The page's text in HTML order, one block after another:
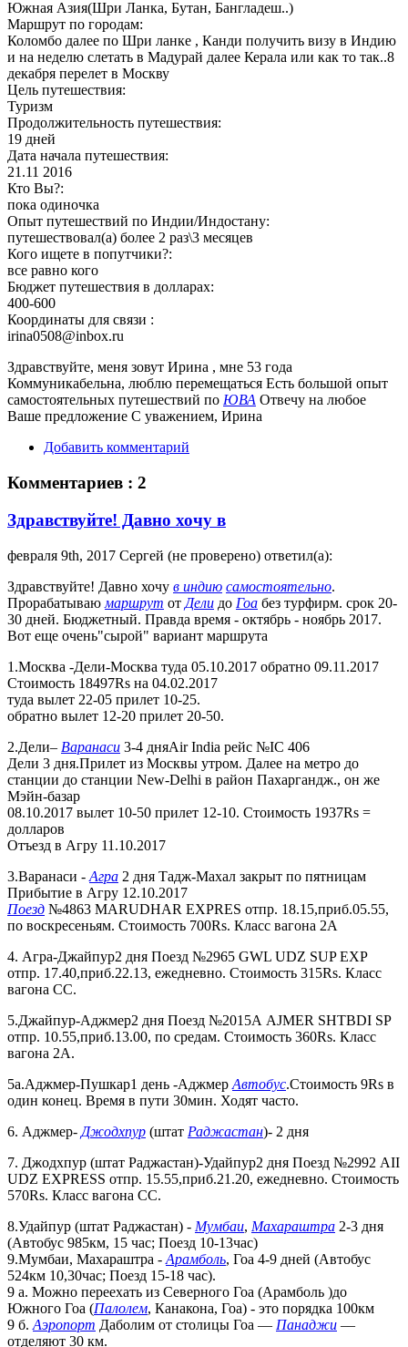
Южная Азия(Шри Ланка, Бутан, Бангладеш..)
Маршрут по городам:
Коломбо далее по Шри ланке , Канди получить визу в Индию
и на неделю слетать в Мадурай далее Керала или как то так..8
декабря перелет в Москву
Цель путешествия:
Туризм
Продолжительность путешествия:
19 дней
Дата начала путешествия:
21.11 2016
Кто Вы?:
пока одиночка
Опыт путешествий по Индии/Индостану:
путешествовал(а) более 2 раз\3 месяцев
Кого ищете в попутчики?:
все равно кого
Бюджет путешествия в долларах:
400-600
Координаты для связи :
irina0508@inbox.ru
Здравствуйте, меня зовут Ирина , мне 53 года
Коммуникабельна, люблю перемещаться Есть большой опыт
самостоятельных путешествий по ЮВА Отвечу на любое
Ваше предложение С уважением, Ирина
Добавить комментарий
Комментариев : 2
Здравствуйте! Давно хочу в
февраля 9th, 2017 Сергей (не проверено) ответил(а):
Здравствуйте! Давно хочу в индию самостоятельно.
Прорабатываю маршрут от Дели до Гоа без турфирм. срок 20-
30 дней. Бюджетный. Правда время - октябрь - ноябрь 2017.
Вот еще очень"сырой" вариант маршрута
1.Москва -Дели-Москва туда 05.10.2017 обратно 09.11.2017
Стоимость 18497Rs на 04.02.2017
туда вылет 22-05 прилет 10-25.
обратно вылет 12-20 прилет 20-50.
2.Дели– Варанаси 3-4 дняAir India рейс №IC 406
Дели 3 дня.Прилет из Москвы утром. Далее на метро до
станции до станции New-Delhi в район Пахаргандж., он же
Мэйн-базар
08.10.2017 вылет 10-50 прилет 12-10. Стоимость 1937Rs =
долларов
Отъезд в Агру 11.10.2017
3.Варанаси - Агра 2 дня Тадж-Махал закрыт по пятницам
Прибытие в Агру 12.10.2017
Поезд №4863 MARUDHAR EXPRES отпр. 18.15,приб.05.55,
по воскресеньям. Стоимость 700Rs. Класс вагона 2А
4. Агра-Джайпур2 дня Поезд №2965 GWL UDZ SUP EXP
отпр. 17.40,приб.22.13, ежедневно. Стоимость 315Rs. Класс
вагона СС.
5.Джайпур-Аджмер2 дня Поезд №2015А AJMER SHTBDI SP
отпр. 10.55,приб.13.00, по средам. Стоимость 360Rs. Класс
вагона 2А.
5а.Аджмер-Пушкар1 день -Аджмер Автобус.Стоимость 9Rs в
один конец. Время в пути 30мин. Ходят часто.
6. Аджмер- Джодхпур (штат Раджастан)- 2 дня
7. Джодхпур (штат Раджастан)-Удайпур2 дня Поезд №2992 AII
UDZ EXPRESS отпр. 15.55,приб.21.20, ежедневно. Стоимость
570Rs. Класс вагона СС.
8.Удайпур (штат Раджастан) - Мумбаи, Махараштра 2-3 дня
(Автобус 985км, 15 час; Поезд 10-13час)
9.Мумбаи, Махараштра - Арамболь, Гоа 4-9 дней (Автобус
524км 10,30час; Поезд 15-18 час).
9 а. Можно переехать из Северного Гоа (Арамболь )до
Южного Гоа (Палолем, Канакона, Гоа) - это порядка 100км
9 б. Аэропорт Даболим от столицы Гоа — Панаджи ––
отделяют 30 км.